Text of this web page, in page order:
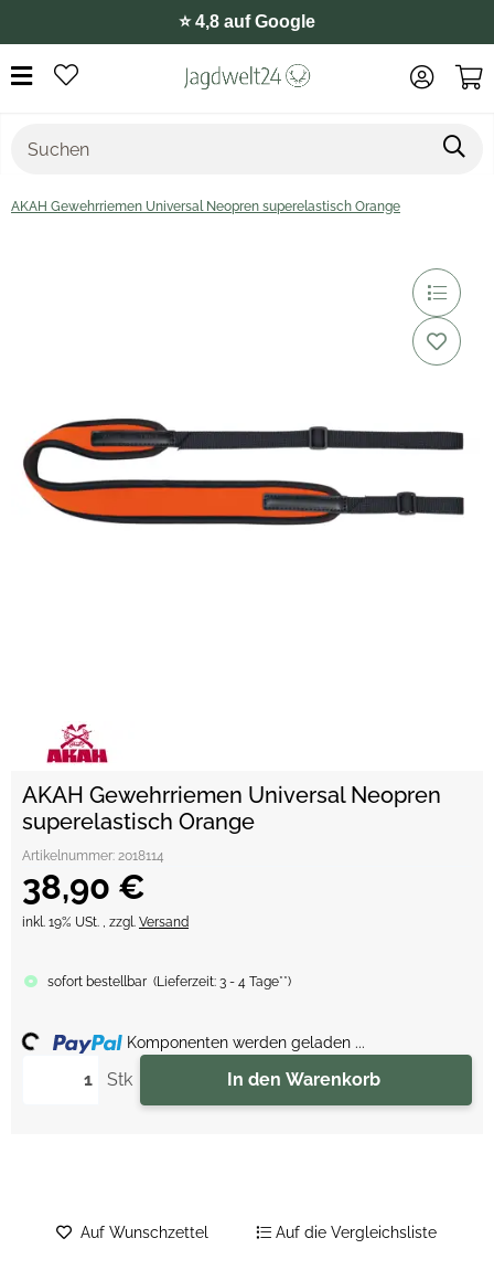
⭐️ 4,8 auf Google
AKAH Gewehrriemen Universal Neopren superelastisch Orange
AKAH Gewehrriemen Universal Neopren
superelastisch Orange
Artikelnummer: 2018114
38,90 €
inkl. 19% USt. , zzgl. Versand
sofort bestellbar (Lieferzeit: 3 - 4 Tage**)
Stk In den Warenkorb
Komponenten werden geladen ...
Auf Wunschzettel Auf die Vergleichsliste